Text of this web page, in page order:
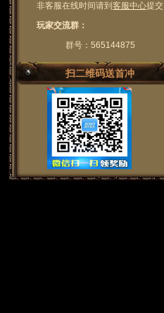
非客服在线时间请到 客服中心提交
玩家交流群：
群号：565144875
扫二维码送首冲